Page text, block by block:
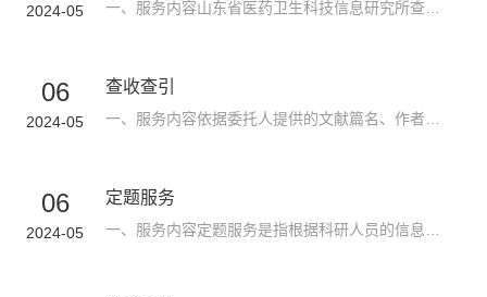
2024-05
06
2024-05
查收查引
06
2024-05
定题服务